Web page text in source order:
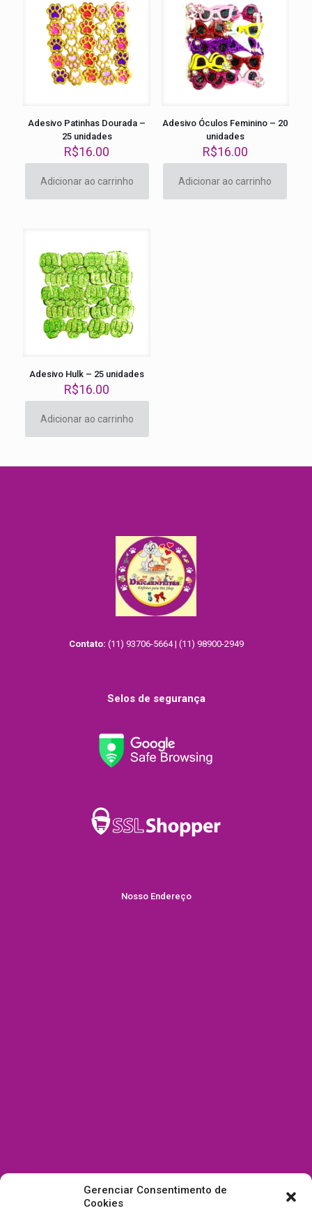
Gerenciar Consentimento de
Cookies
Adesivo Patinhas Dourada –
25 unidades
R$16.00
Adicionar ao carrinho
Adesivo Óculos Feminino – 20
unidades
R$16.00
Adicionar ao carrinho
Adesivo Hulk – 25 unidades
R$16.00
Adicionar ao carrinho
Contato: (11) 93706-5664 | (11) 98900-2949
Selos de segurança
Nosso Endereço